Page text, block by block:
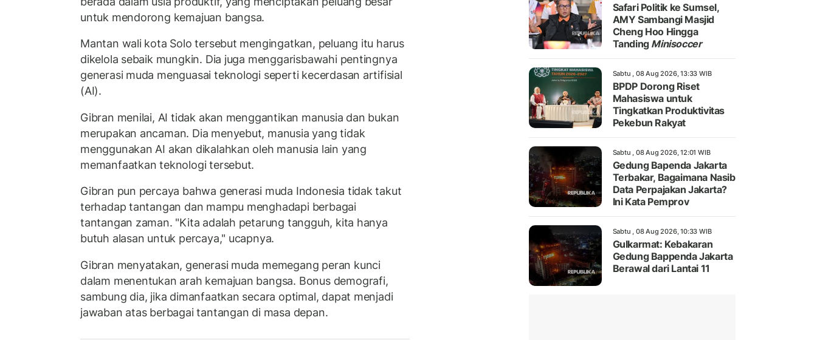
untuk mendorong kemajuan bangsa.
Mantan wali kota Solo tersebut mengingatkan, peluang itu harus
dikelola sebaik mungkin. Dia juga menggarisbawahi pentingnya
generasi muda menguasai teknologi seperti kecerdasan artifisial
(AI).
Gibran menilai, AI tidak akan menggantikan manusia dan bukan
merupakan ancaman. Dia menyebut, manusia yang tidak
menggunakan AI akan dikalahkan oleh manusia lain yang
memanfaatkan teknologi tersebut.
Gibran pun percaya bahwa generasi muda Indonesia tidak takut
terhadap tantangan dan mampu menghadapi berbagai
tantangan zaman. "Kita adalah petarung tangguh, kita hanya
butuh alasan untuk percaya," ucapnya.
Gibran menyatakan, generasi muda memegang peran kunci
dalam menentukan arah kemajuan bangsa. Bonus demografi,
sambung dia, jika dimanfaatkan secara optimal, dapat menjadi
jawaban atas berbagai tantangan di masa depan.
Safari Politik ke Sumsel,
AMY Sambangi Masjid
Cheng Hoo Hingga
Tanding Minisoccer
Sabtu , 08 Aug 2026, 13:33 WIB
BPDP Dorong Riset
Mahasiswa untuk
Tingkatkan Produktivitas
Pekebun Rakyat
Sabtu , 08 Aug 2026, 12:01 WIB
Gedung Bapenda Jakarta
Terbakar, Bagaimana Nasib
Data Perpajakan Jakarta?
Ini Kata Pemprov
Sabtu , 08 Aug 2026, 10:33 WIB
Gulkarmat: Kebakaran
Gedung Bappenda Jakarta
Berawal dari Lantai 11